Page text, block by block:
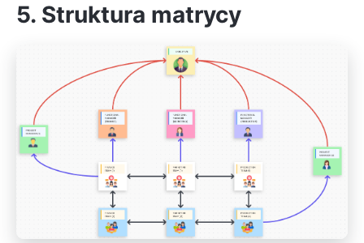
5. Struktura matrycy